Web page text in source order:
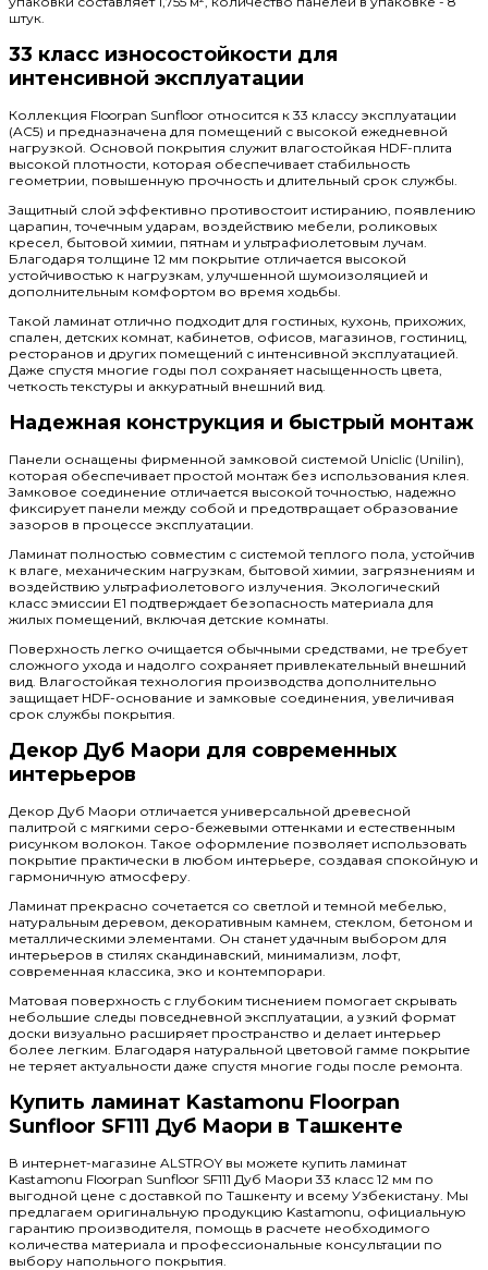
штук.
33 класс износостойкости для
интенсивной эксплуатации
Коллекция Floorpan Sunfloor относится к 33 классу эксплуатации
(AC5) и предназначена для помещений с высокой ежедневной
нагрузкой. Основой покрытия служит влагостойкая HDF-плита
высокой плотности, которая обеспечивает стабильность
геометрии, повышенную прочность и длительный срок службы.
Защитный слой эффективно противостоит истиранию, появлению
царапин, точечным ударам, воздействию мебели, роликовых
кресел, бытовой химии, пятнам и ультрафиолетовым лучам.
Благодаря толщине 12 мм покрытие отличается высокой
устойчивостью к нагрузкам, улучшенной шумоизоляцией и
дополнительным комфортом во время ходьбы.
Такой ламинат отлично подходит для гостиных, кухонь, прихожих,
спален, детских комнат, кабинетов, офисов, магазинов, гостиниц,
ресторанов и других помещений с интенсивной эксплуатацией.
Даже спустя многие годы пол сохраняет насыщенность цвета,
четкость текстуры и аккуратный внешний вид.
Надежная конструкция и быстрый монтаж
Панели оснащены фирменной замковой системой Uniclic (Unilin),
которая обеспечивает простой монтаж без использования клея.
Замковое соединение отличается высокой точностью, надежно
фиксирует панели между собой и предотвращает образование
зазоров в процессе эксплуатации.
Ламинат полностью совместим с системой теплого пола, устойчив
к влаге, механическим нагрузкам, бытовой химии, загрязнениям и
воздействию ультрафиолетового излучения. Экологический
класс эмиссии E1 подтверждает безопасность материала для
жилых помещений, включая детские комнаты.
Поверхность легко очищается обычными средствами, не требует
сложного ухода и надолго сохраняет привлекательный внешний
вид. Влагостойкая технология производства дополнительно
защищает HDF-основание и замковые соединения, увеличивая
срок службы покрытия.
Декор Дуб Маори для современных
интерьеров
Декор Дуб Маори отличается универсальной древесной
палитрой с мягкими серо-бежевыми оттенками и естественным
рисунком волокон. Такое оформление позволяет использовать
покрытие практически в любом интерьере, создавая спокойную и
гармоничную атмосферу.
Ламинат прекрасно сочетается со светлой и темной мебелью,
натуральным деревом, декоративным камнем, стеклом, бетоном и
металлическими элементами. Он станет удачным выбором для
интерьеров в стилях скандинавский, минимализм, лофт,
современная классика, эко и контемпорари.
Матовая поверхность с глубоким тиснением помогает скрывать
небольшие следы повседневной эксплуатации, а узкий формат
доски визуально расширяет пространство и делает интерьер
более легким. Благодаря натуральной цветовой гамме покрытие
не теряет актуальности даже спустя многие годы после ремонта.
Купить ламинат Kastamonu Floorpan
Sunfloor SF111 Дуб Маори в Ташкенте
В интернет-магазине ALSTROY вы можете купить ламинат
Kastamonu Floorpan Sunfloor SF111 Дуб Маори 33 класс 12 мм по
выгодной цене с доставкой по Ташкенту и всему Узбекистану. Мы
предлагаем оригинальную продукцию Kastamonu, официальную
гарантию производителя, помощь в расчете необходимого
количества материала и профессиональные консультации по
выбору напольного покрытия.